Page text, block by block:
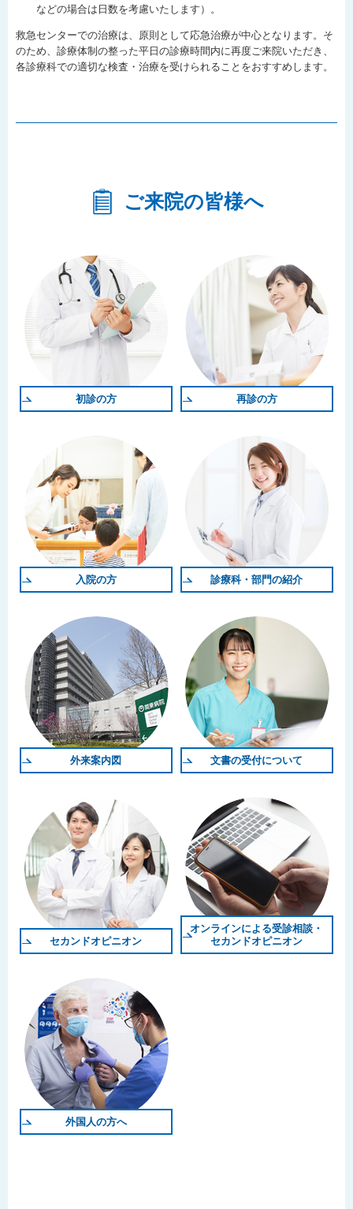
などの場合は日数を考慮いたします）。
救急センターでの治療は、原則として応急治療が中心となります。そ
のため、診療体制の整った平日の診療時間内に再度ご来院いただき、
各診療科での適切な検査・治療を受けられることをおすすめします。
ご来院の皆様へ
初診の方 再診の方
入院の方 診療科・部門の紹介
外来案内図 文書の受付について
セカンドオピニオン
オンラインによる受診相談・
セカンドオピニオン
外国人の方へ